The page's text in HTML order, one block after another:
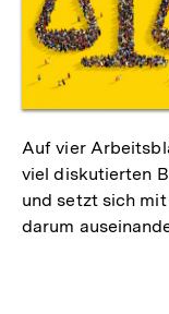
Auf vier
viel diskutierten
und setzt sich
darum